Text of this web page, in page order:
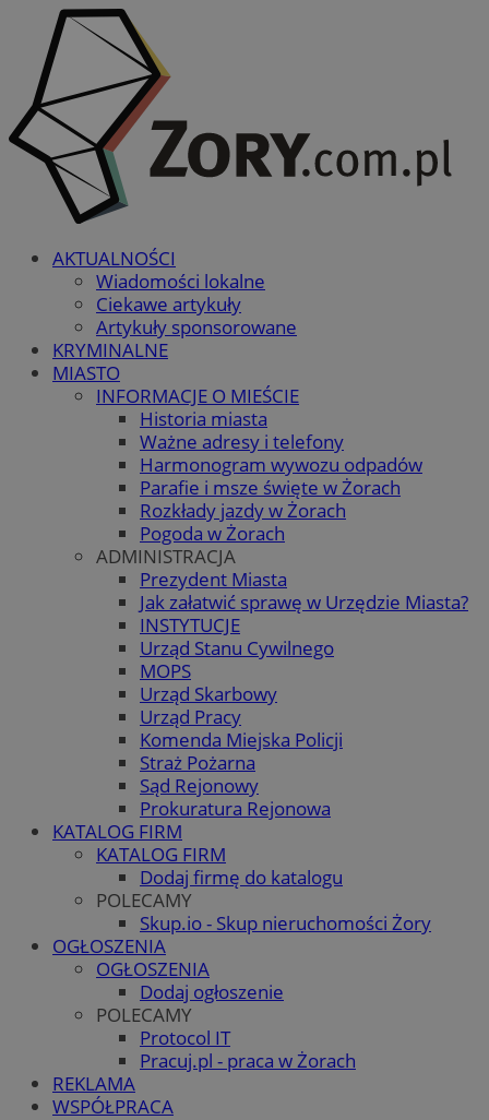
AKTUALNOŚCI
Wiadomości lokalne
Ciekawe artykuły
Artykuły sponsorowane
KRYMINALNE
MIASTO
INFORMACJE O MIEŚCIE
Historia miasta
Ważne adresy i telefony
Harmonogram wywozu odpadów
Parafie i msze święte w Żorach
Rozkłady jazdy w Żorach
Pogoda w Żorach
ADMINISTRACJA
Prezydent Miasta
Jak załatwić sprawę w Urzędzie Miasta?
INSTYTUCJE
Urząd Stanu Cywilnego
MOPS
Urząd Skarbowy
Urząd Pracy
Komenda Miejska Policji
Straż Pożarna
Sąd Rejonowy
Prokuratura Rejonowa
KATALOG FIRM
KATALOG FIRM
Dodaj firmę do katalogu
POLECAMY
Skup.io - Skup nieruchomości Żory
OGŁOSZENIA
OGŁOSZENIA
Dodaj ogłoszenie
POLECAMY
Protocol IT
Pracuj.pl - praca w Żorach
REKLAMA
WSPÓŁPRACA